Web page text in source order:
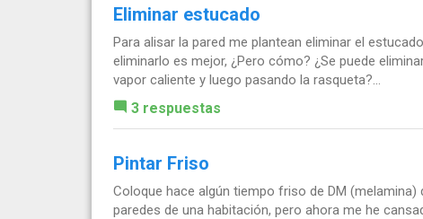
Eliminar estucado
Para alisar la pared me plantean eliminar el
eliminarlo es mejor, ¿Pero cómo? ¿Se puede
vapor caliente y luego pasando la rasqueta?...
3 respuestas
Pintar Friso
Coloque hace algún tiempo friso de DM
paredes de una habitación, pero ahora me he